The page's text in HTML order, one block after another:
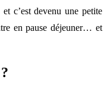
c’est devenu une petite
en pause déjeuner… et